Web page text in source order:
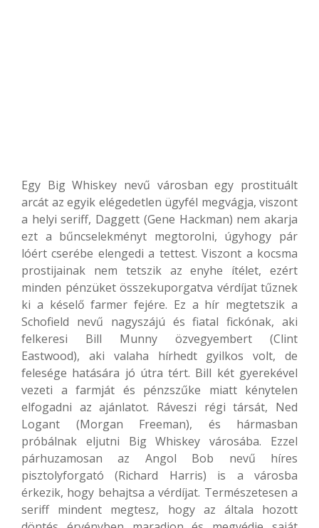
Egy Big Whiskey nevű városban egy prostituált
arcát az egyik elégedetlen ügyfél megvágja, viszont
a helyi seriff, Daggett (Gene Hackman) nem akarja
ezt a bűncselekményt megtorolni, úgyhogy pár
lóért cserébe elengedi a tettest. Viszont a kocsma
prostijainak nem tetszik az enyhe ítélet, ezért
minden pénzüket összekuporgatva vérdíjat tűznek
ki a késelő farmer fejére. Ez a hír megtetszik a
Schofield nevű nagyszájú és fiatal fickónak, aki
felkeresi Bill Munny özvegyembert (Clint
Eastwood), aki valaha hírhedt gyilkos volt, de
felesége hatására jó útra tért. Bill két gyerekével
vezeti a farmját és pénzszűke miatt kénytelen
elfogadni az ajánlatot. Ráveszi régi társát, Ned
Logant (Morgan Freeman), és hármasban
próbálnak eljutni Big Whiskey városába. Ezzel
párhuzamosan az Angol Bob nevű híres
pisztolyforgató (Richard Harris) is a városba
érkezik, hogy behajtsa a vérdíjat. Természetesen a
seriff mindent megtesz, hogy az általa hozott